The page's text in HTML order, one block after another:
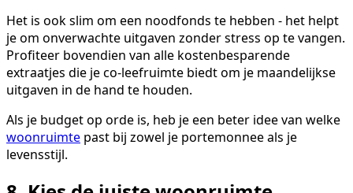
Het is ook slim om een noodfonds te hebben - het helpt
je om onverwachte uitgaven zonder stress op te vangen.
Profiteer bovendien van alle kostenbesparende
extraatjes die je co-leefruimte biedt om je maandelijkse
uitgaven in de hand te houden.
Als je budget op orde is, heb je een beter idee van welke
woonruimte past bij zowel je portemonnee als je
levensstijl.